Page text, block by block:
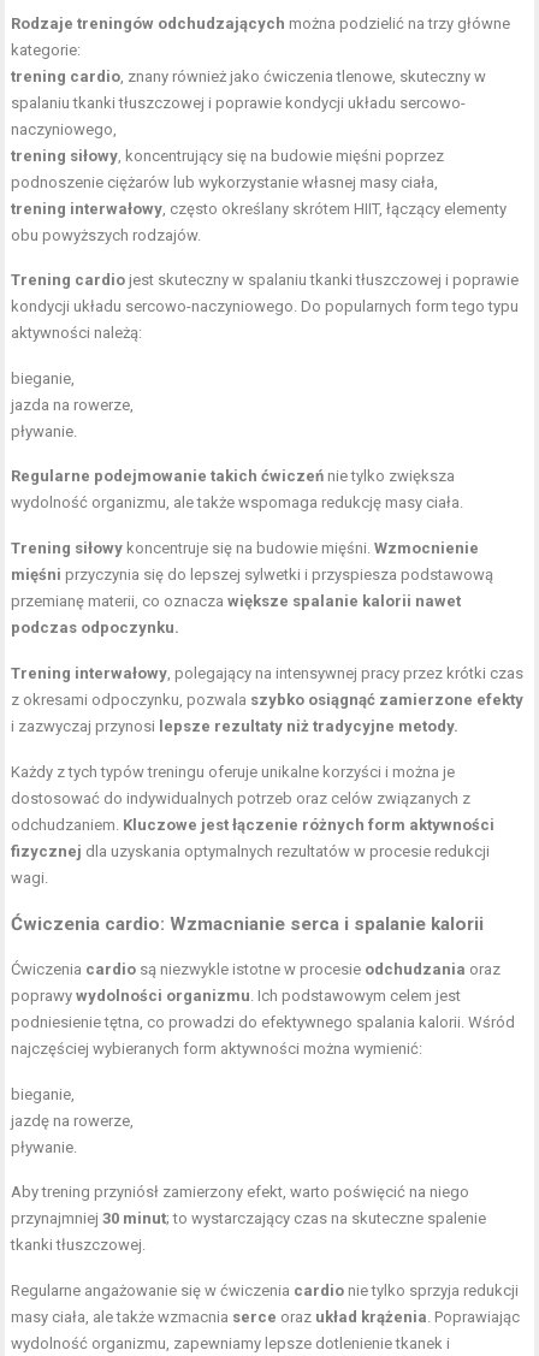
Rodzaje treningów odchudzających można podzielić na trzy główne
kategorie:
trening cardio, znany również jako ćwiczenia tlenowe, skuteczny w
spalaniu tkanki tłuszczowej i poprawie kondycji układu sercowo-
naczyniowego,
trening siłowy, koncentrujący się na budowie mięśni poprzez
podnoszenie ciężarów lub wykorzystanie własnej masy ciała,
trening interwałowy, często określany skrótem HIIT, łączący elementy
obu powyższych rodzajów.
Trening cardio jest skuteczny w spalaniu tkanki tłuszczowej i poprawie
kondycji układu sercowo-naczyniowego. Do popularnych form tego typu
aktywności należą:
bieganie,
jazda na rowerze,
pływanie.
Regularne podejmowanie takich ćwiczeń nie tylko zwiększa
wydolność organizmu, ale także wspomaga redukcję masy ciała.
Trening siłowy koncentruje się na budowie mięśni.Wzmocnienie
mięśni przyczynia się do lepszej sylwetki i przyspiesza podstawową
przemianę materii, co oznaczawiększe spalanie kalorii nawet
podczas odpoczynku.
Trening interwałowy, polegający na intensywnej pracy przez krótki czas
z okresami odpoczynku, pozwala szybko osiągnąć zamierzone efekty
i zazwyczaj przynosi lepsze rezultaty niż tradycyjne metody.
Każdy z tych typów treningu oferuje unikalne korzyści i można je
dostosować do indywidualnych potrzeb oraz celów związanych z
odchudzaniem. Kluczowe jest łączenie różnych form aktywności
fizycznej dla uzyskania optymalnych rezultatów w procesie redukcji
wagi.
Ćwiczenia cardio: Wzmacnianie serca i spalanie kalorii
Ćwiczenia cardio są niezwykle istotne w procesie odchudzania oraz
poprawywydolności organizmu. Ich podstawowym celem jest
podniesienie tętna, co prowadzi do efektywnego spalania kalorii. Wśród
najczęściej wybieranych form aktywności można wymienić:
bieganie,
jazdę na rowerze,
pływanie.
Aby trening przyniósł zamierzony efekt, warto poświęcić na niego
przynajmniej30 minut; to wystarczający czas na skuteczne spalenie
tkanki tłuszczowej.
Regularne angażowanie się w ćwiczenia cardio nie tylko sprzyja redukcji
masy ciała, ale także wzmacnia serce oraz układ krążenia. Poprawiając
wydolność organizmu, zapewniamy lepsze dotlenienie tkanek i